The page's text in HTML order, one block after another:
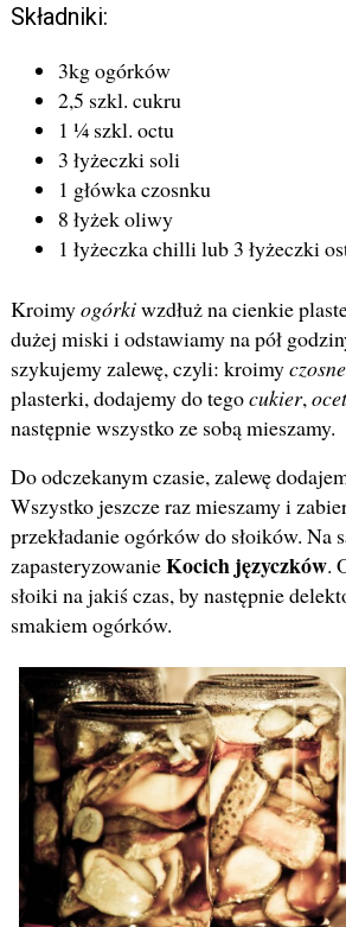
Składniki:
3kg ogórków
2,5 szkl. cukru
1 ¼ szkl. octu
3 łyżeczki soli
1 główka czosnku
8 łyżek oliwy
1 łyżeczka chilli lub 3 łyżeczki
Kroimyogórkiwzdłuż na cienkie
dużej miski i odstawiamy na pół
szykujemy zalewę, czyli: kroimy
plasterki, dodajemy do tegocukier, ocet
następnie wszystko ze sobą mieszamy.
Do odczekanym czasie, zalewę
Wszystko jeszcze raz mieszamy i
przekładanie ogórków do słoików. Na
zapasteryzowanieKocich języczków.
słoiki na jakiś czas, by następnie
smakiem ogórków.